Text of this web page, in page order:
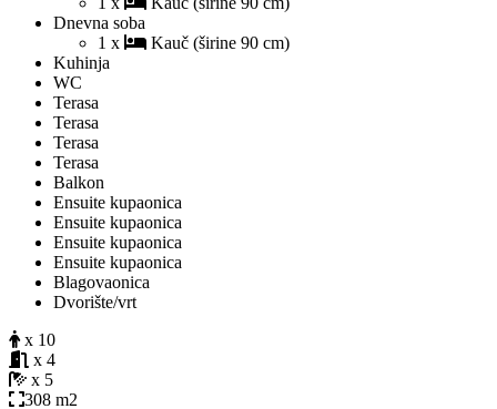
Dnevna soba
1 x
Kauč (širine 90 cm)
Kuhinja
WC
Terasa
Terasa
Terasa
Terasa
Balkon
Ensuite kupaonica
Ensuite kupaonica
Ensuite kupaonica
Ensuite kupaonica
Blagovaonica
Dvorište/vrt
x 10
x 4
x 5
308 m2